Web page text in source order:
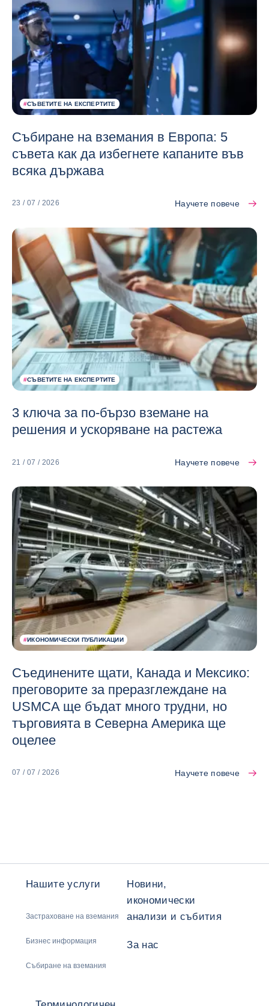
#СЪВЕТИТЕ НА ЕКСПЕРТИТЕ
Събиране на вземания в Европа: 5
съвета как да избегнете капаните във
всяка държава
23 / 07 / 2026 Научете повече
#СЪВЕТИТЕ НА ЕКСПЕРТИТЕ
3 ключа за по-бързо вземане на
решения и ускоряване на растежа
21 / 07 / 2026 Научете повече
#ИКОНОМИЧЕСКИ ПУБЛИКАЦИИ
Съединените щати, Канада и Мексико:
преговорите за преразглеждане на
USMCA ще бъдат много трудни, но
търговията в Северна Америка ще
оцелее
07 / 07 / 2026 Научете повече
Нашите услуги
Застраховане на вземания
Бизнес информация
Събиране на вземания
Новини,
икономически
анализи и събития
За нас